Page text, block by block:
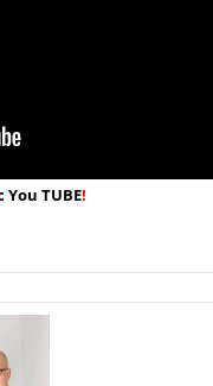
You TUBE!